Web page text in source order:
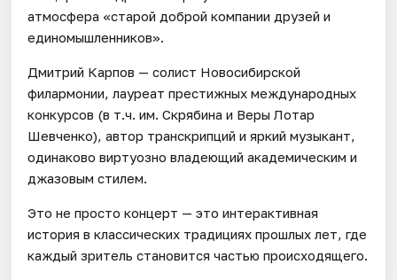
атмосфера «старой доброй компании друзей и
единомышленников».
Дмитрий Карпов — солист Новосибирской
филармонии, лауреат престижных международных
конкурсов (в т.ч. им. Скрябина и Веры Лотар
Шевченко), автор транскрипций и яркий музыкант,
одинаково виртуозно владеющий академическим и
джазовым стилем.
Это не просто концерт — это интерактивная
история в классических традициях прошлых лет, где
каждый зритель становится частью происходящего.